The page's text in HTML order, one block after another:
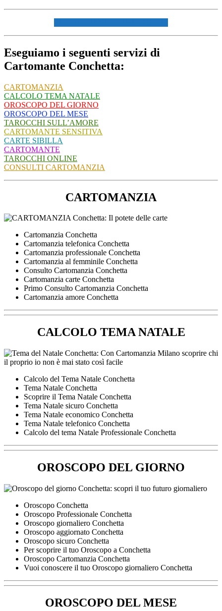
Eseguiamo i seguenti servizi di
Cartomante Conchetta:
CARTOMANZIA
CALCOLO TEMA NATALE
OROSCOPO DEL GIORNO
OROSCOPO DEL MESE
TAROCCHI SULL’AMORE
CARTOMANTE SENSITIVA
CARTE SIBILLA
CARTOMANTE
TAROCCHI ONLINE
CONSULTI CARTOMANZIA
CARTOMANZIA
Cartomanzia Conchetta
Cartomanzia telefonica Conchetta
Cartomanzia professionale Conchetta
Cartomanzia al femminile Conchetta
Consulto Cartomanzia Conchetta
Cartomanzia carte Conchetta
Primo Consulto Cartomanzia Conchetta
Cartomanzia amore Conchetta
CALCOLO TEMA NATALE
Calcolo del Tema Natale Conchetta
Tema Natale Conchetta
Scoprire il Tema Natale Conchetta
Tema Natale sicuro Conchetta
Tema Natale economico Conchetta
Tema Natale telefonico Conchetta
Calcolo del tema Natale Professionale Conchetta
OROSCOPO DEL GIORNO
Oroscopo Conchetta
Oroscopo Professionale Conchetta
Oroscopo giornaliero Conchetta
Oroscopo aggiornato Conchetta
Oroscopo sicuro Conchetta
Per scoprire il tuo Oroscopo a Conchetta
Oroscopo Cartomanzia Conchetta
Vuoi conoscere il tuo Oroscopo giornaliero Conchetta
OROSCOPO DEL MESE